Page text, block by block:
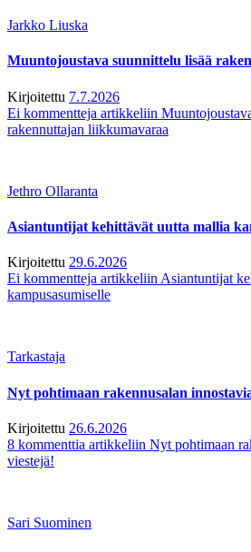
Jarkko Liuska
Muuntojoustava suunnittelu lisää
Kirjoitettu 7.7.2026
Ei kommentteja artikkeliin
rakennuttajan liikkumavaraa
Jethro Ollaranta
Asiantuntijat kehittävät uutta mallia
Kirjoitettu 29.6.2026
Ei kommentteja artikkeliin Asiantuntijat
kampusasumiselle
Tarkastaja
Nyt pohtimaan rakennusalan
Kirjoitettu 26.6.2026
8 kommenttia artikkeliin Nyt pohtimaan
viestejä!
Sari Suominen